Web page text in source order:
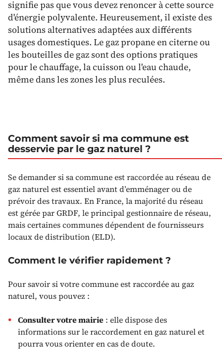
signifie pas que vous devez renoncer à cette source
d'énergie polyvalente. Heureusement, il existe des
solutions alternatives adaptées aux différents
usages domestiques. Le gaz propane en citerne ou
les bouteilles de gaz sont des options pratiques
pour le chauffage, la cuisson ou l'eau chaude,
même dans les zones les plus reculées.
Comment savoir si ma commune est
desservie par le gaz naturel ?
Se demander si sa commune est raccordée au réseau de
gaz naturel est essentiel avant d’emménager ou de
prévoir des travaux. En France, la majorité du réseau
est gérée par GRDF, le principal gestionnaire de réseau,
mais certaines communes dépendent de fournisseurs
locaux de distribution (ELD).
Comment le vérifier rapidement ?
Pour savoir si votre commune est raccordée au gaz
naturel, vous pouvez :
Consulter votre mairie : elle dispose des
informations sur le raccordement en gaz naturel et
pourra vous orienter en cas de doute.